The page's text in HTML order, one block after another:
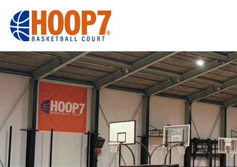
大阪・東大阪・堺のバスケコートレンタル｜HOOP7
HOME
初めての方へ
東大阪店
堺店
大会・イベント情報